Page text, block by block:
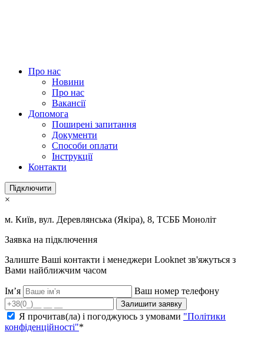
Про нас
Новини
Про нас
Вакансії
Допомога
Поширені запитання
Документи
Способи оплати
Інструкції
Контакти
Підключити
×
м. Київ, вул. Деревлянська (Якіра), 8, ТСББ Моноліт
Заявка на підключення
Залиште Ваші контакти і менеджери Looknet зв'яжуться з
Вами найближчим часом
Ім’я Ваш номер телефону
Залишити заявку
Я прочитав(ла) і погоджуюсь з умовами "Політики
конфіденційності"*